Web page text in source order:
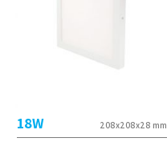
208x208x28 mm
18W